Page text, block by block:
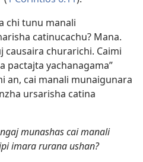
chi tunu manali
catinucachu? Mana.
causaira churarichi. Caimi
pactajta yachanagama”
an, cai manali munaigunara
ursarisha catina
munashas cai manali
imara rurana ushan?